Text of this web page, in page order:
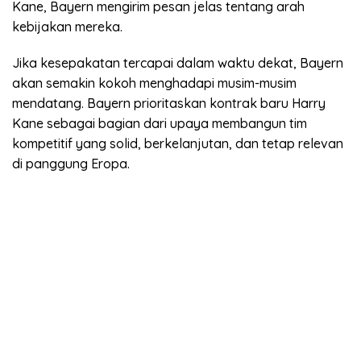
Kane, Bayern mengirim pesan jelas tentang arah
kebijakan mereka.
Jika kesepakatan tercapai dalam waktu dekat, Bayern
akan semakin kokoh menghadapi musim-musim
mendatang. Bayern prioritaskan kontrak baru Harry
Kane sebagai bagian dari upaya membangun tim
kompetitif yang solid, berkelanjutan, dan tetap relevan
di panggung Eropa.